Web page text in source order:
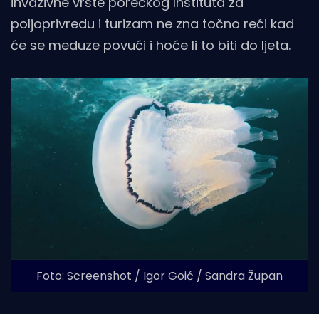
poljoprivredu i turizam ne zna točno reći kad
će se meduze povući i hoće li to biti do ljeta.
Foto: Screenshot / Igor Goić / Sandra Župan